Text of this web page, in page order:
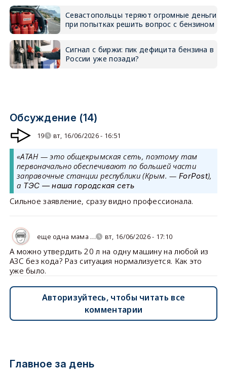
Севастопольцы теряют огромные деньги
при попытках решить вопрос с бензином
Сигнал с биржи: пик дефицита бензина в
России уже позади?
Обсуждение (14)
19 вт, 16/06/2026 - 16:51
«АТАН — это общекрымская сеть, поэтому там
первоначально обеспечивают по большей части
заправочные станции республики (Крым. — ForPost),
а ТЭС — наша городская сеть
Сильное заявление, сразу видно профессионала.
еще одна мама … вт, 16/06/2026 - 17:10
А можно утвердить 20 л на одну машину на любой из
АЗС без кода? Раз ситуация нормализуется. Как это
уже было.
Авторизуйтесь, чтобы читать все
комментарии
Главное за день